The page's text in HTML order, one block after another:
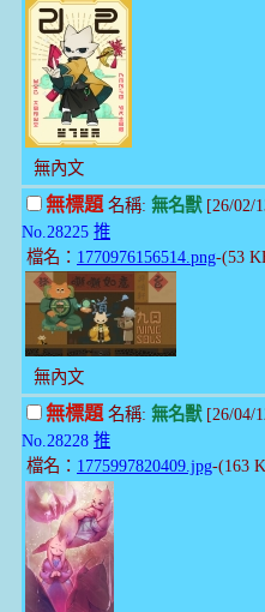
無內文
無標題名稱: 無名獸[26/02/
No.28225 推
檔名： 1770976156514.png-(53
無內文
無標題名稱: 無名獸[26/04/
No.28228 推
檔名： 1775997820409.jpg-(163